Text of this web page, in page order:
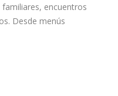
encuentros
Desde menús